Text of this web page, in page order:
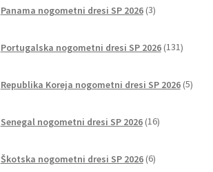
Panama nogometni dresi SP 2026 3izdelki
Portugalska nogometni dresi SP 2026 131
Republika Koreja nogometni dresi SP 2026 5
Senegal nogometni dresi SP 2026 16izdelkov
Škotska nogometni dresi SP 2026 6izdelkov